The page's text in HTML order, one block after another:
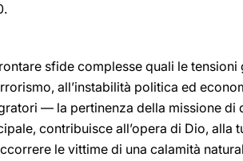
sfide complesse quali le
all’instabilità politica ed
— la pertinenza della missione
contribuisce all’opera di Dio, alla
le vittime di una calamità